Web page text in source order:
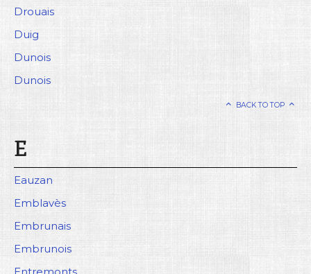
Drouais
Duig
Dunois
Dunois
BACK TO TOP
E
Eauzan
Emblavès
Embrunais
Embrunois